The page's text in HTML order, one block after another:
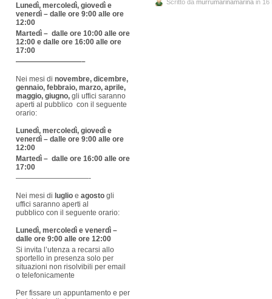
Scritto da murrumarinamarina in 16
Lunedì, mercoledì, giovedì e
venerdì – dalle ore 9:00 alle ore
12:00
Martedì – dalle ore 10:00 alle ore
12:00 e dalle ore 16:00 alle ore
17:00
—————————–
Nei mesi di novembre, dicembre,
gennaio, febbraio, marzo, aprile,
maggio, giugno, gli uffici saranno
aperti al pubblico con il seguente
orario:
Lunedì, mercoledì, giovedì e
venerdì – dalle ore 9:00 alle ore
12:00
Martedì – dalle ore 16:00 alle ore
17:00
——————————-
Nei mesi di luglio e agosto gli
uffici saranno aperti al
pubblico con il seguente orario:
Lunedì, mercoledì e venerdì –
dalle ore 9:00 alle ore 12:00
Si invita l’utenza a recarsi allo
sportello in presenza solo per
situazioni non risolvibili per email
o telefonicamente
Per fissare un appuntamento e per